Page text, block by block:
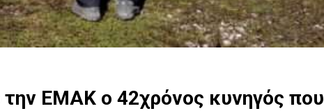
ΕΜΑΚ ο 42χρόνος κυνηγός που